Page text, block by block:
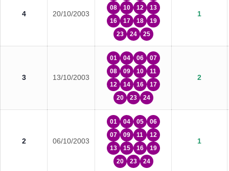
4 20/10/2003
08
10 12
13
16
17 18
19
23
24 25
1
3 13/10/2003
01 04 06
07
08
09 10
11
12
14 16
17
20
23 24
2
2 06/10/2003
01 04 05
06
07
09 11
12
13
15 16
19
20
23 24
1